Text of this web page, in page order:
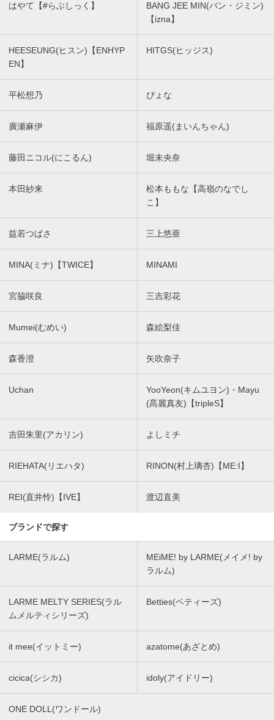
はやて【#らぶしっく】
BANG JEE MIN(バン・ジミン)
【izna】
HEESEUNG(ヒスン)【ENHYP
EN】
HITGS(ヒッジス)
平松想乃 ぴょな
廣瀬麻伊 福原遥(まいんちゃん)
藤田ニコル(にこるん) 堀未央奈
本田紗来
松本ももな【高嶺のなでし
こ】
益若つばさ 三上悠亜
MINA(ミナ)【TWICE】 MINAMI
宮脇咲良 三吉彩花
Mumei(むめい) 森絵梨佳
森香澄 矢吹奈子
Uchan
YooYeon(キムユヨン)・Mayu
(髙麗真友)【tripleS】
吉田朱里(アカリン) よしミチ
RIEHATA(リエハタ) RINON(村上璃杏)【ME:I】
REI(直井怜)【IVE】 渡辺直美
ブランドで探す
LARME(ラルム)
MEiME! by LARME(メイメ! by
ラルム)
LARME MELTY SERIES(ラル
ムメルティシリーズ)
Betties(ベティーズ)
it mee(イットミー) azatome(あざとめ)
cicica(シシカ) idoly(アイドリー)
ONE DOLL(ワンドール)